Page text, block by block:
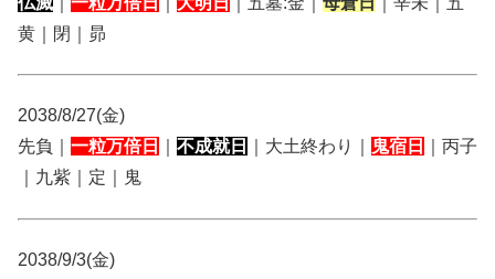
黄｜閉｜昴
2038/8/27(金)
先負｜ 一粒万倍日 不成就日 ｜大土終わり｜ 鬼宿日
｜丙子
｜九紫｜定｜鬼
2038/9/3(金)